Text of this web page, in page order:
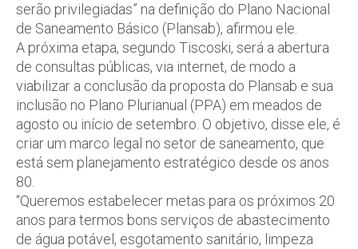
serão privilegiadas” na definição do Plano Nacional
de Saneamento Básico (Plansab), afirmou ele.
A próxima etapa, segundo Tiscoski, será a abertura
de consultas públicas, via internet, de modo a
viabilizar a conclusão da proposta do Plansab e sua
inclusão no Plano Plurianual (PPA) em meados de
agosto ou início de setembro. O objetivo, disse ele, é
criar um marco legal no setor de saneamento, que
está sem planejamento estratégico desde os anos
80.
“Queremos estabelecer metas para os próximos 20
anos para termos bons serviços de abastecimento
de água potável, esgotamento sanitário, limpeza